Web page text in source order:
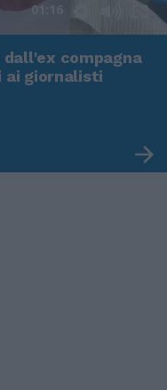
01:16
dall'ex compagna
ai giornalisti